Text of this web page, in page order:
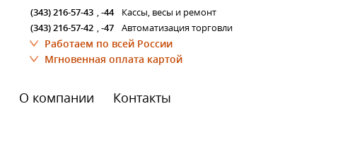
(343) 216-57-43 ,-44
Кассы, весы и ремонт
(343) 216-57-42 ,-47 Автоматизация торговли
Работаем по всей России
Мгновенная оплата картой
О компании Контакты